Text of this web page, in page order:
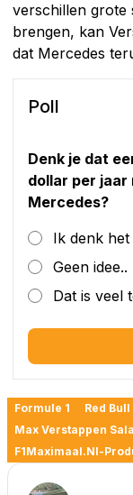
verschillen grote
brengen, kan
dat Mercedes
Poll
Denk je dat
dollar per
Mercedes?
Ik denk het
Geen idee..
Dat is veel
Formule 1 Red
Max Verstappen
F1Maximaal.nl-